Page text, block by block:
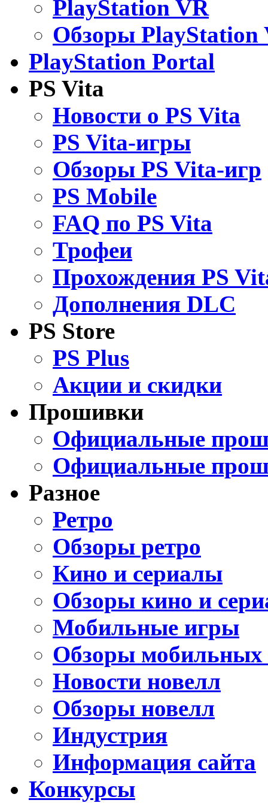
PlayStation VR
Обзоры PlayStation
PlayStation Portal
PS Vita
Новости о PS Vita
PS Vita-игры
Обзоры PS Vita-игр
PS Mobile
FAQ по PS Vita
Трофеи
Прохождения PS
Дополнения DLC
PS Store
PS Plus
Акции и скидки
Прошивки
Официальные
Официальные
Разное
Ретро
Обзоры ретро
Кино и сериалы
Обзоры кино и
Мобильные игры
Обзоры мобильных
Новости новелл
Обзоры новелл
Индустрия
Информация сайта
Конкурсы